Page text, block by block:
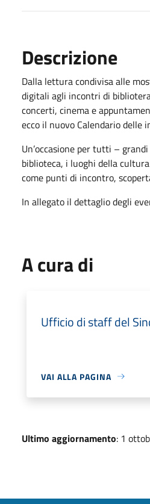
Descrizione
Dalla lettura condivisa alle
digitali agli incontri di
concerti, cinema e
ecco il nuovo Calendario delle
Un’occasione per tutti –
biblioteca, i luoghi della
come punti di incontro,
In allegato il dettaglio degli
A cura di
Ufficio di staff del
VAI ALLA PAGINA
Ultimo aggiornamento: 1